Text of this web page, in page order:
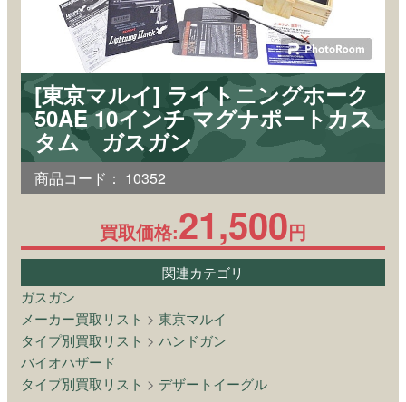
[東京マルイ] ライトニングホーク
50AE 10インチ マグナポートカス
タム ガスガン
商品コード： 10352
買取価格:21,500円
関連カテゴリ
ガスガン
メーカー買取リスト > 東京マルイ
タイプ別買取リスト > ハンドガン
バイオハザード
タイプ別買取リスト > デザートイーグル